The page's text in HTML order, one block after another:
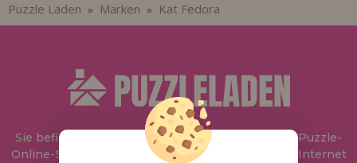
Puzzle Laden » Marken » Kat Fedora
Sie befinden sich bei Puzzle Laden
, in unserem Puzzle-
Online-Shop, wo Sie Puzzle zum besten Preis im Internet